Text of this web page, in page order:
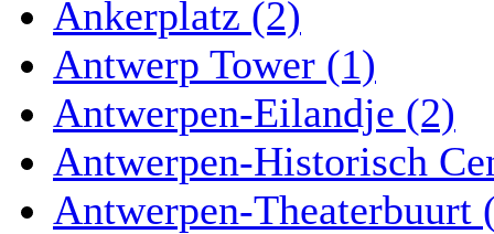
Ankerplatz (2)
Antwerp Tower (1)
Antwerpen-Eilandje (2)
Antwerpen-Historisch
Antwerpen-Theaterbuurt